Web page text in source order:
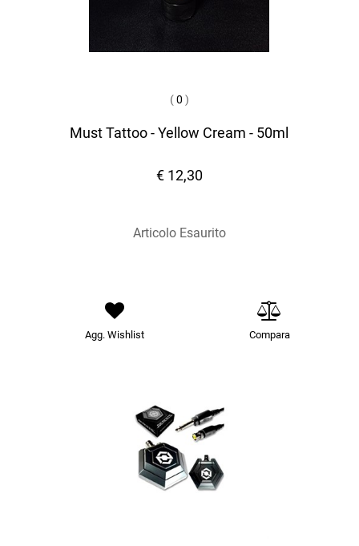
(0 )
Must Tattoo - Yellow Cream - 50ml
€ 12,30
Articolo Esaurito
Agg. Wishlist Compara